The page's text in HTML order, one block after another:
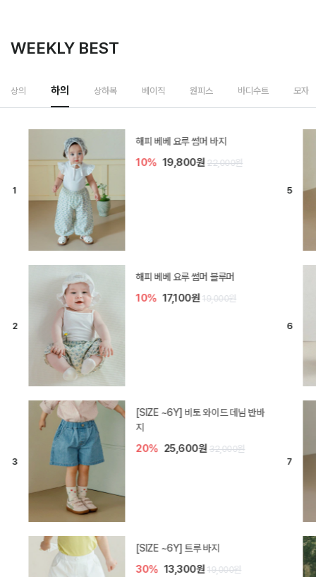
WEEKLY BEST
상의 하의 상하복 베이직 원피스 바디수트 모자
[SIZE ~6Y] 델린 린넨 바지
10% 21,600원 24,000원
듀이 아기 바지
10% 17,100원 19,000원
[SIZE ~6Y] 라핀 카프리 팬츠
30%
엘로디 니트 아기 바지
20% 16,000원 20,000원